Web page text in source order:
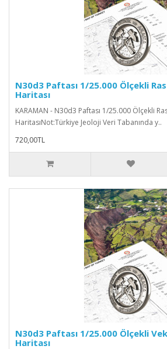
N30d3 Paftası 1/25.000 Ölçekli
Haritası
KARAMAN - N30d3 Paftası 1/25.000 Ölçekli
HaritasıNot:Türkiye Jeoloji Veri Tabanında y..
720,00TL
N30d3 Paftası 1/25.000 Ölçekli
Haritası